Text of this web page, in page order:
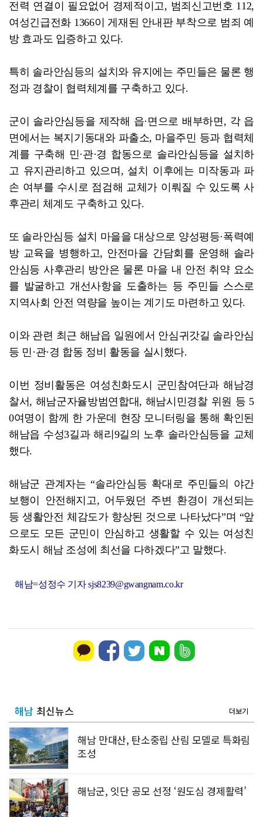
전력 연결이 필요없어 경제적이고, 범죄신고번호 112,
여성긴급전화 1366이 게재된 안내판 부착으로 범죄 예
방 효과도 입증하고 있다.
특히 솔라안심등의 설치와 유지에는 주민들은 물론 행
정과 경찰이 협력체계를 구축하고 있다.
군이 솔라안심등을 제작해 읍·면으로 배부하면, 각 읍
면에서는 복지기동대와 파출소, 마을주민 등과 협력체
계를 구축해 민·관·경 합동으로 솔라안심등을 설치하
고 유지관리하고 있으며, 설치 이후에는 미작동과 파
손 여부를 수시로 점검해 교체가 이뤄질 수 있도록 사
후관리 체계도 구축하고 있다.
또 솔라안심등 설치 마을을 대상으로 양성평등·폭력예
방 교육을 병행하고, 안전마을 간담회를 운영해 솔라
안심등 사후관리 방안은 물론 마을 내 안전 취약 요소
를 발굴하고 개선사항을 도출하는 등 주민들 스스로
지역사회 안전 역량을 높이는 계기도 마련하고 있다.
이와 관련 최근 해남읍 일원에서 안심귀갓길 솔라안심
등 민·관·경 합동 정비 활동을 실시했다.
이번 정비활동은 여성친화도시 군민참여단과 해남경
찰서, 해남군자율방범연합대, 해남시민경찰 위원 등 5
0여명이 함께 한 가운데 현장 모니터링을 통해 확인된
해남읍 수성3길과 해리9길의 노후 솔라안심등을 교체
했다.
해남군 관계자는 “솔라안심등 확대로 주민들의 야간
보행이 안전해지고, 어두웠던 주변 환경이 개선되는
등 생활안전 체감도가 향상된 것으로 나타났다”며 “앞
으로도 모든 군민이 안심하고 생활할 수 있는 여성친
화도시 해남 조성에 최선을 다하겠다”고 말했다.
해남=성정수 기자 sjs8239@gwangnam.co.kr
해남 최신뉴스 더보기
해남 만대산, 탄소중립 산림 모델로 특화림
조성
해남군, 잇단 공모 선정 ‘원도심 경제활력’